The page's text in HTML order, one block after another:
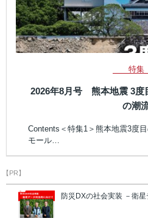
特集
2026年8月号 熊本地震 3度
の潮
Contents＜特集1＞熊本地震3度
モール…
【PR】
防災DXの社会実装 －衛